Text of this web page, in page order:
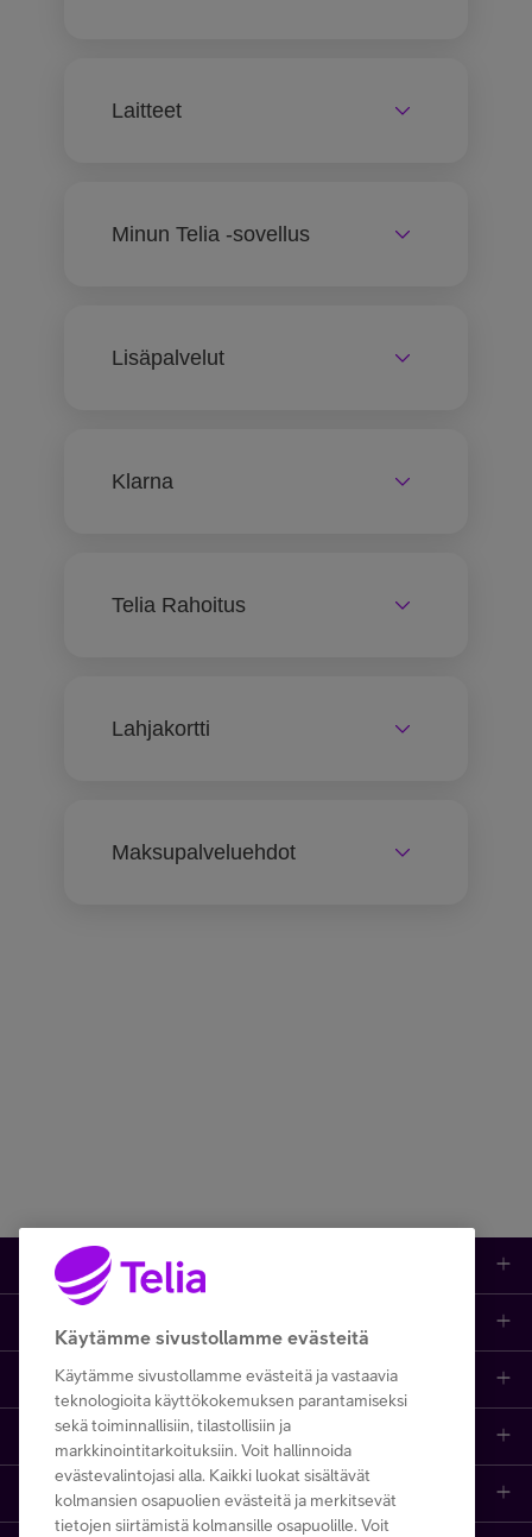
Laitteet
Minun Telia -sovellus
Lisäpalvelut
Klarna
Telia Rahoitus
Lahjakortti
Maksupalveluehdot
Kauppa
Puhelinliittymät
Mobiililaajakaista
Kodin laajakaista
Tarjoukset
iPhone 17
Samsung S26
Asiakastuki netissä
Etsi apua ja ohjeita
Tilauksen peruuttaminen
Ota yhteyttä
Asiakaspalvelun yhteystiedot
Telia Finland
Käytämme sivustollamme evästeitä
Käytämme sivustollamme evästeitä ja vastaavia
teknologioita käyttökokemuksen parantamiseksi
sekä toiminnallisiin, tilastollisiin ja
markkinointitarkoituksiin. Voit hallinnoida
evästevalintojasi alla. Kaikki luokat sisältävät
kolmansien osapuolien evästeitä ja merkitsevät
tietojen siirtämistä kolmansille osapuolille. Voit